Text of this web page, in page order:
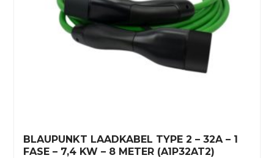
BLAUPUNKT LAADKABEL TYPE 2 – 32A – 1
FASE – 7,4 KW – 8 METER (A1P32AT2)